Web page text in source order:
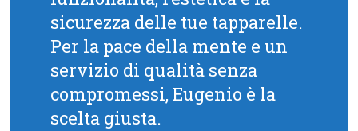
sicurezza delle tue tapparelle.
Per la pace della mente e un
servizio di qualità senza
compromessi, Eugenio è la
scelta giusta.